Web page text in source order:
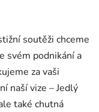
soutěži chceme
svém podnikání a
za vaši
naší vize –⁠ Jedlý
také chutná